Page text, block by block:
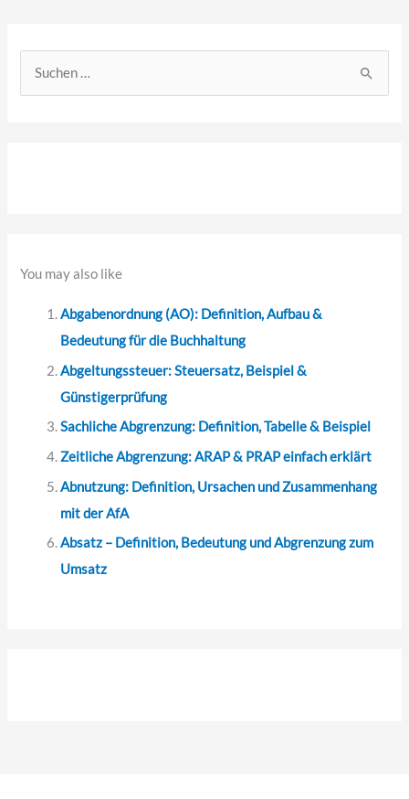
You may also like
Abgabenordnung (AO): Definition, Aufbau &
Bedeutung für die Buchhaltung
Abgeltungssteuer: Steuersatz, Beispiel &
Günstigerprüfung
Sachliche Abgrenzung: Definition, Tabelle & Beispiel
Zeitliche Abgrenzung: ARAP & PRAP einfach erklärt
Abnutzung: Definition, Ursachen und Zusammenhang
mit der AfA
Absatz – Definition, Bedeutung und Abgrenzung zum
Umsatz